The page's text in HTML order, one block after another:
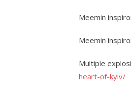
Meemin
Meemin
Multiple
heart-of-kyiv/